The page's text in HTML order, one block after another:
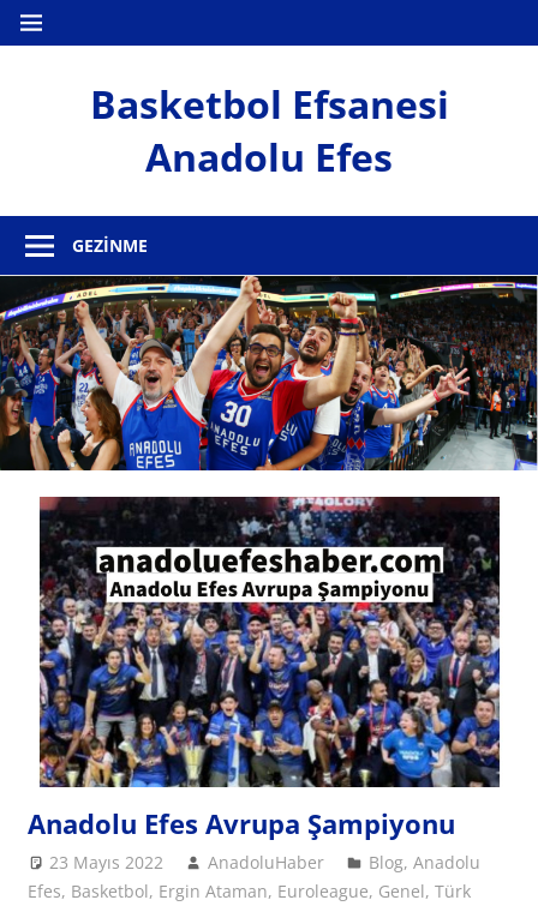
İçeriğe
geç MENÜ
Basketbol Efsanesi
Anadolu Efes
Efes
Sitesi
GEZINME
Anadolu Efes Avrupa Şampiyonu
23 Mayıs 2022 AnadoluHaber Blog,Anadolu
Efes, Basketbol, Ergin Ataman, Euroleague, Genel, Türk